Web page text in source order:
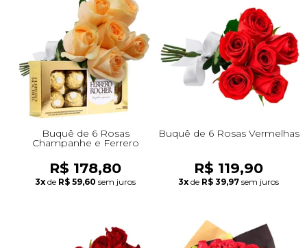
Buquê de 6 Rosas
Champanhe e Ferrero
R$ 178,80
3x de R$ 59,60 sem juros
Buquê de 6 Rosas Vermelhas
R$ 119,90
3x de R$ 39,97 sem juros